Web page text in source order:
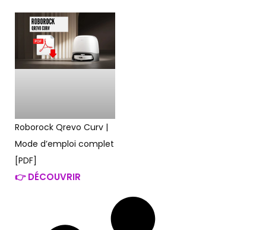
Roborock Qrevo Curv |
Mode d’emploi complet
[PDF]
👉 DÉCOUVRIR